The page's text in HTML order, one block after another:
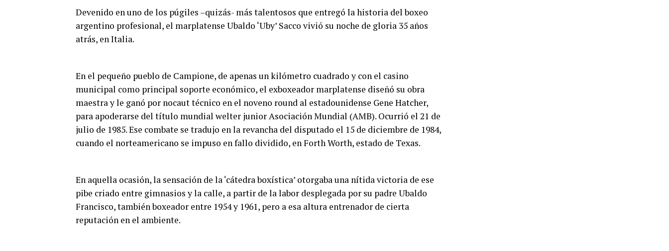
Devenido en uno de los púgiles –quizás- más talentosos que entregó la historia del boxeo
argentino profesional, el marplatense Ubaldo ‘Uby’ Sacco vivió su noche de gloria 35 años
atrás, en Italia.
En el pequeño pueblo de Campione, de apenas un kilómetro cuadrado y con el casino
municipal como principal soporte económico, el exboxeador marplatense diseñó su obra
maestra y le ganó por nocaut técnico en el noveno round al estadounidense Gene Hatcher,
para apoderarse del título mundial welter junior Asociación Mundial (AMB). Ocurrió el 21 de
julio de 1985. Ese combate se tradujo en la revancha del disputado el 15 de diciembre de 1984,
cuando el norteamericano se impuso en fallo dividido, en Forth Worth, estado de Texas.
En aquella ocasión, la sensación de la ‘cátedra boxística’ otorgaba una nítida victoria de ese
pibe criado entre gimnasios y la calle, a partir de la labor desplegada por su padre Ubaldo
Francisco, también boxeador entre 1954 y 1961, pero a esa altura entrenador de cierta
reputación en el ambiente.